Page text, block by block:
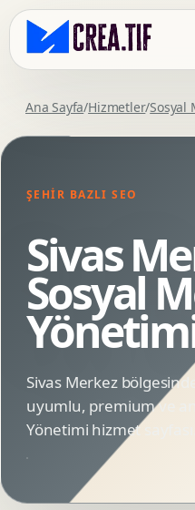
Ana Sayfa/Hizmetler/Sosyal
ŞEHIR BAZLI SEO
Sivas
Sosyal
Sivas Merkez
uyumlu, premium ve
Yönetimi hizmet sayfası.